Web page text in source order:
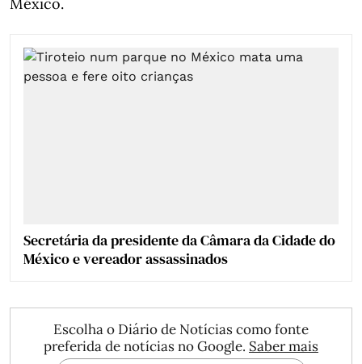
Secretária da presidente da Câmara da Cidade do
México e vereador assassinados
Escolha o Diário de Notícias como fonte
preferida de notícias no Google. Saber mais